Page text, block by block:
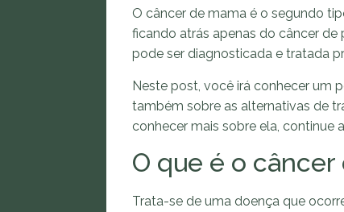
O câncer de mama é o segundo
ficando atrás apenas do câncer de
pode ser diagnosticada e tratada
Neste post, você irá conhecer um
também sobre as alternativas de
conhecer mais sobre ela, continue
O que é o câncer
Trata-se de uma doença que